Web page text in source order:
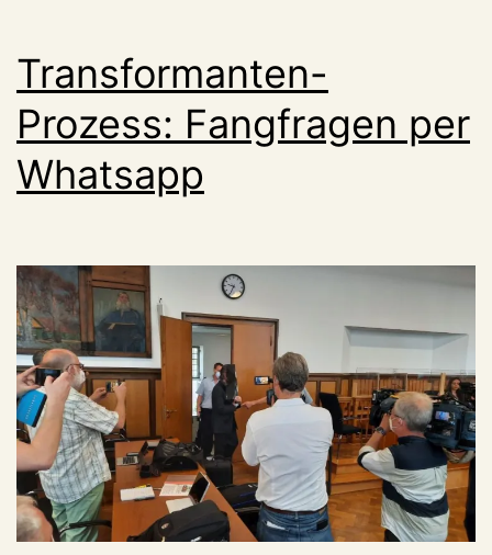
Transformanten-
Prozess: Fangfragen per
Whatsapp